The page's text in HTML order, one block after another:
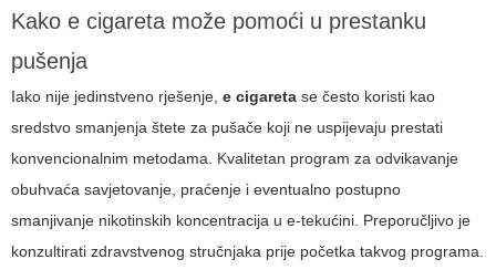
Kako e cigareta može pomoći u prestanku
pušenja
Iako nije jedinstveno rješenje, e cigareta se često koristi kao
sredstvo smanjenja štete za pušače koji ne uspijevaju prestati
konvencionalnim metodama. Kvalitetan program za odvikavanje
obuhvaća savjetovanje, praćenje i eventualno postupno
smanjivanje nikotinskih koncentracija u e-tekućini. Preporučljivo je
konzultirati zdravstvenog stručnjaka prije početka takvog programa.